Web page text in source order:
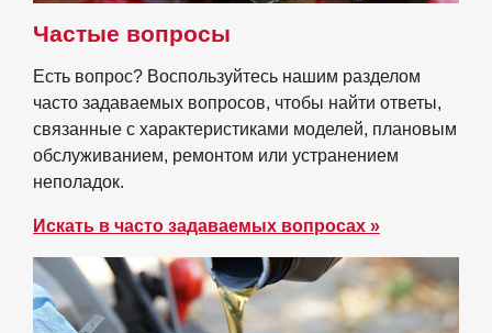
Частые вопросы
Есть вопрос? Воспользуйтесь нашим разделом
часто задаваемых вопросов, чтобы найти ответы,
связанные с характеристиками моделей, плановым
обслуживанием, ремонтом или устранением
неполадок.
Искать в часто задаваемых вопросах »